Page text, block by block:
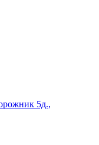
5д.,